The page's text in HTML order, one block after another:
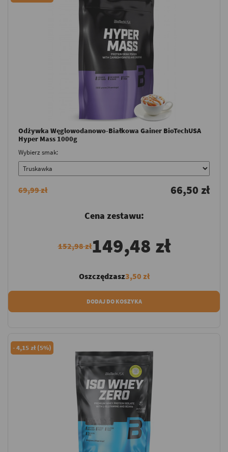
Odżywka Węglowodanowo-Białkowa Gainer BioTechUSA
Hyper Mass 1000g
Wybierz smak:
69,99 zł 66,50 zł
Cena zestawu:
152,98 zł149,48 zł
Oszczędzasz3,50 zł
DODAJ DO KOSZYKA
-4,15 zł (5%)